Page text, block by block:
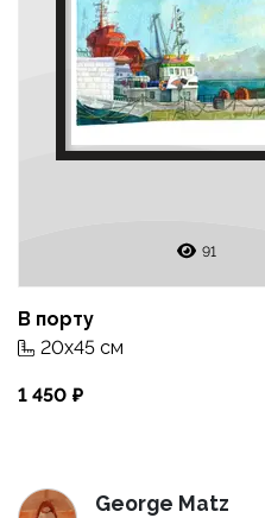
91
В порту
20x45 см
1 450
George Matz